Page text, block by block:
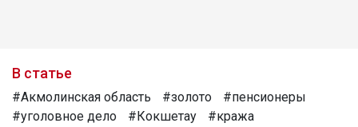
В статье
#Акмолинская область #золото
#пенсионеры
#уголовное дело
#Кокшетау
#кража